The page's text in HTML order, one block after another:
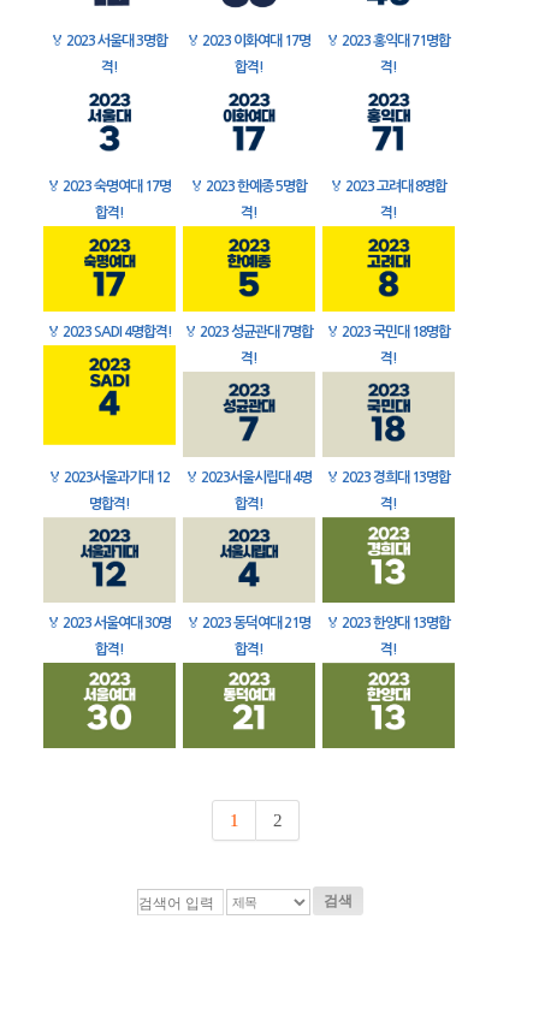
🏅 2023 서울대 3명합
격!
🏅 2023 이화여대 17명
합격!
🏅 2023 홍익대 71명합
격!
🏅 2023 숙명여대 17명
합격!
🏅 2023 한예종 5명합
격!
🏅 2023 고려대 8명합
격!
🏅 2023 SADI 4명합격! 🏅 2023 성균관대 7명합
격!
🏅 2023 국민대 18명합
격!
🏅 2023서울과기대 12
명합격!
🏅 2023서울시립대 4명
합격!
🏅 2023 경희대 13명합
격!
🏅 2023 서울여대 30명
합격!
🏅 2023 동덕여대 21명
합격!
🏅 2023 한양대 13명합
격!
1 2
검색